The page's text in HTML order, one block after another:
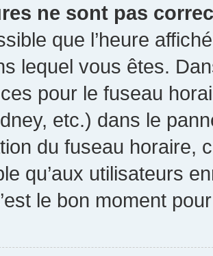
ne sont pas
que l’heure
lequel vous êtes.
pour le fuseau
etc.) dans le
du fuseau horaire,
qu’aux utilisateurs
le bon moment